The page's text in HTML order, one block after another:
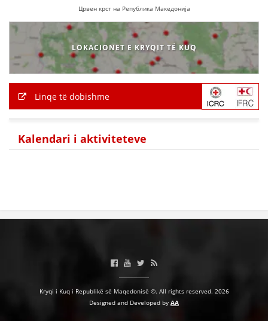
DORACAKË
Црвен крст на Република Македонија
LOKACIONET E KRYQIT TË KUQ
Linqe të dobishme
Kalendari i aktiviteteve
Kryqi i Kuq i Republikë së Maqedonisë ©. All rights reserved. 2026
Designed and Developed by AA